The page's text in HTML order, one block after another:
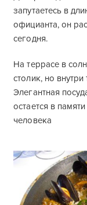
запутаетесь в
официанта, он
сегодня.
На террасе в
столик, но
Элегантная
остается в
человека